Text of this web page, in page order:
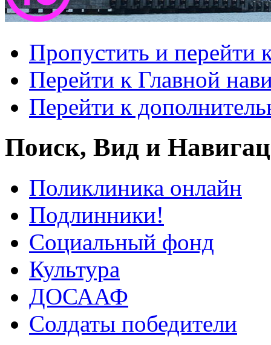
Пропустить и перейти
Перейти к Главной
Перейти к
Поиск, Вид и
Поликлиника онлайн
Подлинники!
Социальный фонд
Культура
ДОСААФ
Солдаты победители